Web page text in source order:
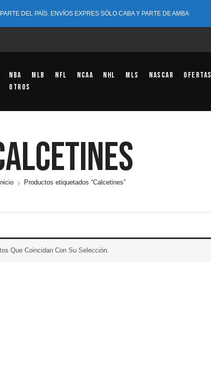
DEL PAÍS. ENVÍOS EXPRES SÓLO CABA Y PARTE DE AMBA
NBA MLB NFL NCAA NHL MLS NASCAR
Ofertas
OTROS
Inicio Productos etiquetados “Calcetines”
Que Coincidan Con Su Selección.